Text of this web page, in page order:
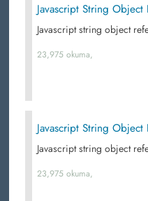
Javascript String Object
Javascript string object
23,975 okuma,
Javascript String Object
Javascript string object
23,975 okuma,